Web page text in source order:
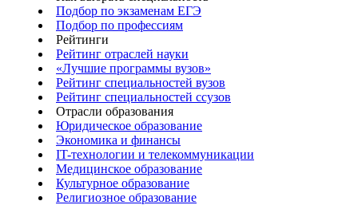
Подбор по экзаменам ЕГЭ
Подбор по профессиям
Рейтинги
Рейтинг отраслей науки
«Лучшие программы вузов»
Рейтинг специальностей вузов
Рейтинг специальностей ссузов
Отрасли образования
Юридическое образование
Экономика и финансы
IT-технологии и телекоммуникации
Медицинское образование
Культурное образование
Религиозное образование